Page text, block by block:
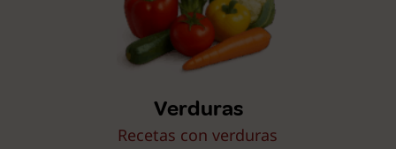
Verduras
Recetas con verduras